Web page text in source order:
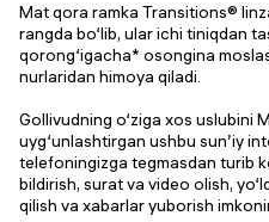
Mat qora ramka Transitions®
rangda bo‘lib, ular ichi tiniqdan
qorong‘igacha* osongina
nurlaridan himoya qiladi.
Gollivudning o‘ziga xos uslubini
uyg‘unlashtirgan ushbu sun’iy
telefoningizga tegmasdan turib
bildirish, surat va video olish,
qilish va xabarlar yuborish